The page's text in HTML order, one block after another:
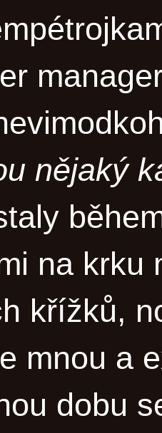
nějaký
na krku
křížků,
mnou a
dobu